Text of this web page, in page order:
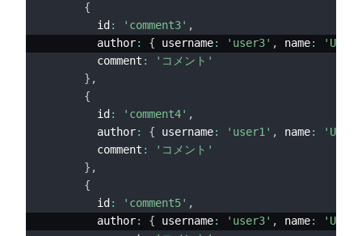
{
        id
: 'comment3' ,
        author
: { username: 'user3' , name:
'User
        comment
:
'コメント'
} ,
{
        id
: 'comment4' ,
        author
: { username: 'user1' , name:
'User
        comment
:
'コメント'
} ,
{
        id
: 'comment5' ,
        author
: { username: 'user3' , name:
'User